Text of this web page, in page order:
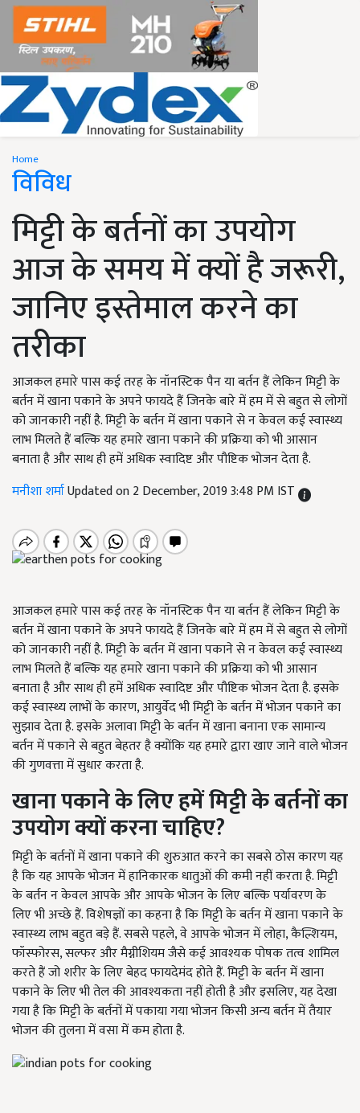
Home
विविध
मिट्टी के बर्तनों का उपयोग
आज के समय में क्यों है जरूरी,
जानिए इस्तेमाल करने का
तरीका
आजकल हमारे पास कई तरह के नॉनस्टिक पैन या बर्तन हैं लेकिन मिट्टी के
बर्तन में खाना पकाने के अपने फायदे हैं जिनके बारे में हम में से बहुत से लोगों
को जानकारी नहीं है. मिट्टी के बर्तन में खाना पकाने से न केवल कई स्वास्थ्य
लाभ मिलते हैं बल्कि यह हमारे खाना पकाने की प्रक्रिया को भी आसान
बनाता है और साथ ही हमें अधिक स्वादिष्ट और पौष्टिक भोजन देता है.
मनीशा शर्माUpdated on 2 December, 2019 3:48 PM IST
आजकल हमारे पास कई तरह के नॉनस्टिक पैन या बर्तन हैं लेकिन मिट्टी के
बर्तन में खाना पकाने के अपने फायदे हैं जिनके बारे में हम में से बहुत से लोगों
को जानकारी नहीं है. मिट्टी के बर्तन में खाना पकाने से न केवल कई स्वास्थ्य
लाभ मिलते हैं बल्कि यह हमारे खाना पकाने की प्रक्रिया को भी आसान
बनाता है और साथ ही हमें अधिक स्वादिष्ट और पौष्टिक भोजन देता है. इसके
कई स्वास्थ्य लाभों के कारण, आयुर्वेद भी मिट्टी के बर्तन में भोजन पकाने का
सुझाव देता है. इसके अलावा मिट्टी के बर्तन में खाना बनाना एक सामान्य
बर्तन में पकाने से बहुत बेहतर है क्योंकि यह हमारे द्वारा खाए जाने वाले भोजन
की गुणवत्ता में सुधार करता है.
खाना पकाने के लिए हमें मिट्टी के बर्तनों का
उपयोग क्यों करना चाहिए?
मिट्टी के बर्तनों में खाना पकाने की शुरुआत करने का सबसे ठोस कारण यह
है कि यह आपके भोजन में हानिकारक धातुओं की कमी नहीं करता है. मिट्टी
के बर्तन न केवल आपके और आपके भोजन के लिए बल्कि पर्यावरण के
लिए भी अच्छे हैं. विशेषज्ञों का कहना है कि मिट्टी के बर्तन में खाना पकाने के
स्वास्थ्य लाभ बहुत बड़े हैं. सबसे पहले, वे आपके भोजन में लोहा, कैल्शियम,
फॉस्फोरस, सल्फर और मैग्नीशियम जैसे कई आवश्यक पोषक तत्व शामिल
करते हैं जो शरीर के लिए बेहद फायदेमंद होते हैं. मिट्टी के बर्तन में खाना
पकाने के लिए भी तेल की आवश्यकता नहीं होती है और इसलिए, यह देखा
गया है कि मिट्टी के बर्तनों में पकाया गया भोजन किसी अन्य बर्तन में तैयार
भोजन की तुलना में वसा में कम होता है.